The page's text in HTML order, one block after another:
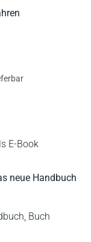
E-Book
neue Handbuch
Buch